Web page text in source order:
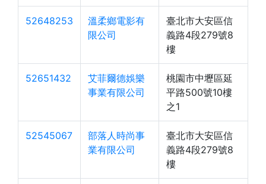
52648253
溫柔鄉電影有
限公司
臺北市大安區信
義路4段279號8
樓
52651432
艾菲爾德娛樂
事業有限公司
桃園市中壢區延
平路500號10樓
之1
52545067
部落人時尚事
業有限公司
臺北市大安區信
義路4段279號8
樓